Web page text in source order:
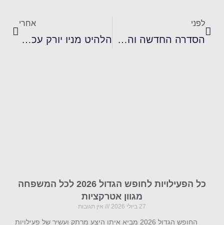
לפני
הסדרה החדשה והמפתיעה של "פרימור"
אחרי
הלהיט מניו יורק עכשיו בישראל מותג חטיפי הקינואה שוקולד המהפכני UNDERCOVER
כל הפעילויות לחופש הגדול 2026 לכל המשפחה
מגוון אטרקציות
27 ביולי 2026 אין תגובות
החופש הגדול 2026 מביא איתו היצע מרתק ועשיר של פעילויות